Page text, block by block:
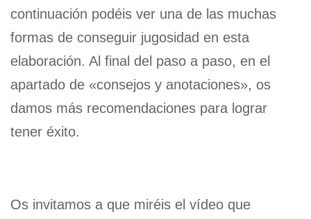
continuación podéis ver una de las muchas
formas de conseguir jugosidad en esta
elaboración. Al final del paso a paso, en el
apartado de «consejos y anotaciones», os
damos más recomendaciones para lograr
tener éxito.
Os invitamos a que miréis el vídeo que